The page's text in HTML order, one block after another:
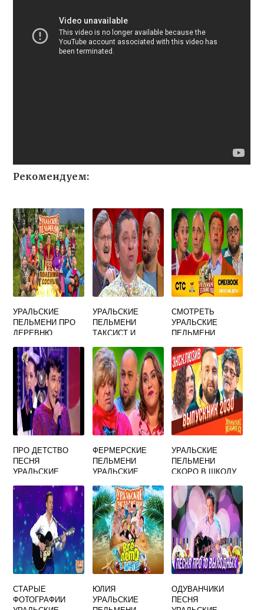
Рекомендуем:
УРАЛЬСКИЕ
ПЕЛЬМЕНИ ПРО
ДЕРЕВНЮ
УРАЛЬСКИЕ
ПЕЛЬМЕНИ
ТАКСИСТ И
СМОТРЕТЬ
УРАЛЬСКИЕ
ПЕЛЬМЕНИ
ПРО ДЕТСТВО
ПЕСНЯ
УРАЛЬСКИЕ
ФЕРМЕРСКИЕ
ПЕЛЬМЕНИ
УРАЛЬСКИЕ
УРАЛЬСКИЕ
ПЕЛЬМЕНИ
СКОРО В ШКОЛУ
СТАРЫЕ
ФОТОГРАФИИ
ЮЛИЯ
УРАЛЬСКИЕ
ОДУВАНЧИКИ
ПЕСНЯ